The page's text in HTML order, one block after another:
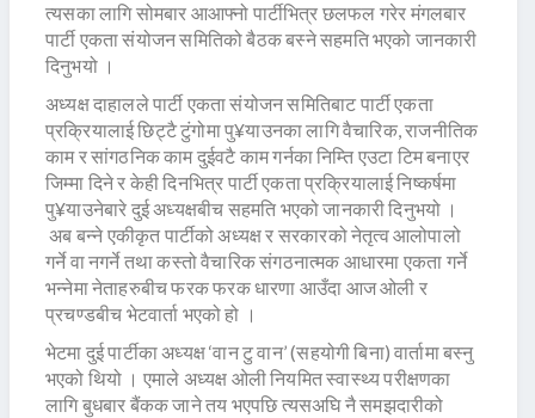
त्यसका लागि सोमबार आआफ्नो पार्टीभित्र छलफल गरेर मंगलबार
पार्टी एकता संयोजन समितिको बैठक बस्ने सहमति भएको जानकारी
दिनुभयो ।
अध्यक्ष दाहालले पार्टी एकता संयोजन समितिबाट पार्टी एकता
प्रक्रियालाई छिट्टै टुंगोमा पु¥याउनका लागि वैचारिक, राजनीतिक
काम र सांगठनिक काम दुईवटै काम गर्नका निम्ति एउटा टिम बनाएर
जिम्मा दिने र केही दिनभित्र पार्टी एकता प्रक्रियालाई निष्कर्षमा
पु¥याउनेबारे दुई अध्यक्षबीच सहमति भएको जानकारी दिनुभयो ।
अब बन्ने एकीकृत पार्टीको अध्यक्ष र सरकारको नेतृत्व आलोपालो
गर्ने वा नगर्ने तथा कस्तो वैचारिक संगठनात्मक आधारमा एकता गर्ने
भन्नेमा नेताहरुबीच फरक फरक धारणा आउँदा आज ओली र
प्रचण्डबीच भेटवार्ता भएको हो ।
भेटमा दुई पार्टीका अध्यक्ष ‘वान टु वान’ (सहयोगी बिना) वार्तामा बस्नु
भएको थियो । एमाले अध्यक्ष ओली नियमित स्वास्थ्य परीक्षणका
लागि बुधबार बैंकक जाने तय भएपछि त्यसअघि नै समझदारीको